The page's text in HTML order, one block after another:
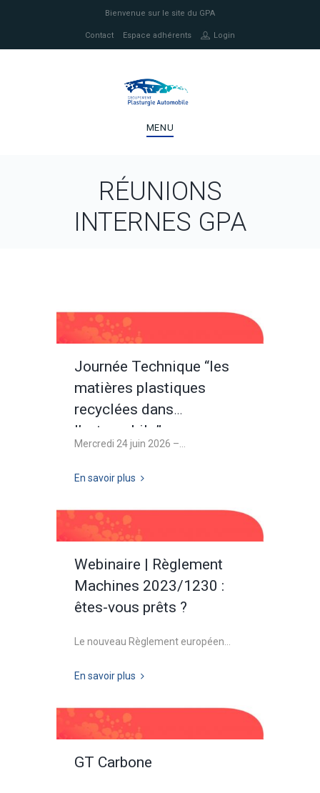
Bienvenue sur le site du GPA
Contact Espace adhérents Login
MENU
RÉUNIONS
INTERNES GPA
Journée Technique “les
matières plastiques
recyclées dans
l’automobile”
Mercredi 24 juin 2026 –...
En savoir plus
Webinaire | Règlement
Machines 2023/1230 :
êtes-vous prêts ?
Le nouveau Règlement européen...
En savoir plus
GT Carbone